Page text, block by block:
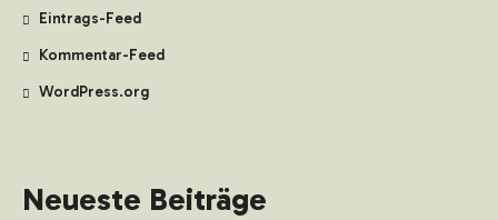
Eintrags-Feed
Kommentar-Feed
WordPress.org
Neueste Beiträge